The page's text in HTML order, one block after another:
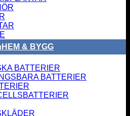
HEM & BYGG
BATTERIER
BATTERIER